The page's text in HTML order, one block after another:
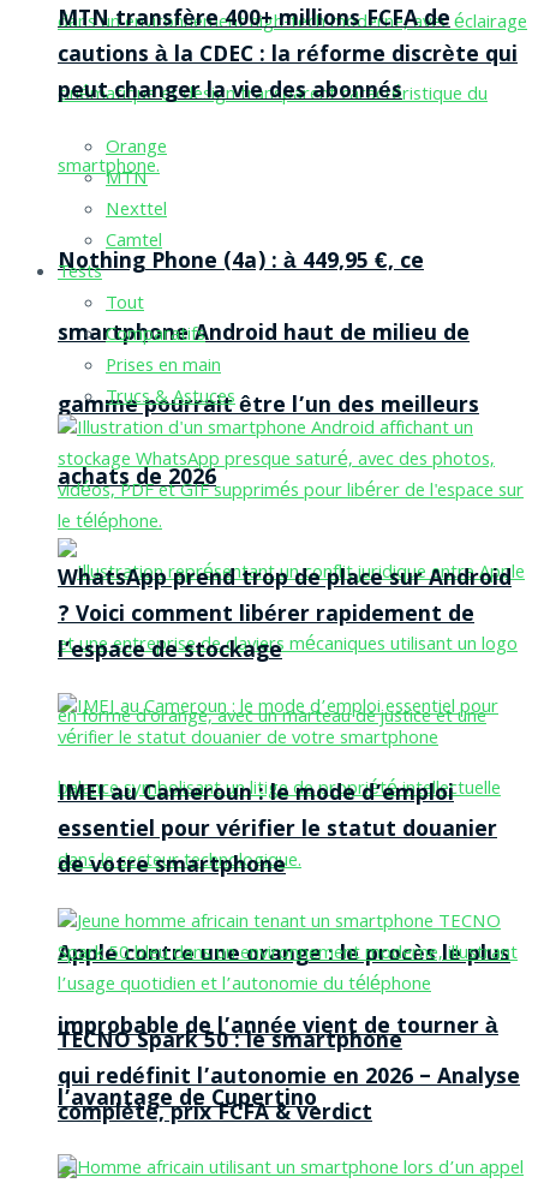
Nothing Phone (4a) : à 449,95 €, ce
smartphone Android haut de milieu de
gamme pourrait être l’un des meilleurs
achats de 2026
Apple contre une orange : le procès le plus
improbable de l’année vient de tourner à
l’avantage de Cupertino
MTN transfère 400+ millions FCFA de
cautions à la CDEC : la réforme discrète qui
peut changer la vie des abonnés
Orange
MTN
Nexttel
Camtel
Tests
Tout
Comparatifs
Prises en main
Trucs & Astuces
WhatsApp prend trop de place sur Android
? Voici comment libérer rapidement de
l’espace de stockage
IMEI au Cameroun : le mode d’emploi
essentiel pour vérifier le statut douanier
de votre smartphone
TECNO Spark 50 : le smartphone
qui redéfinit l’autonomie en 2026 – Analyse
complète, prix FCFA & verdict